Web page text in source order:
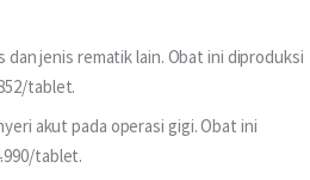
jenis rematik lain. Obat ini diproduksi
tablet.
akut pada operasi gigi. Obat ini
tablet.